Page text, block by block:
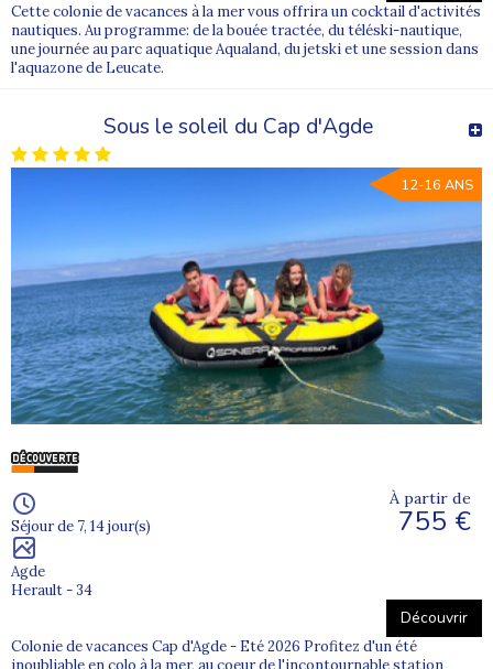
Cette colonie de vacances à la mer vous offrira un cocktail d'activités
nautiques. Au programme: de la bouée tractée, du téléski-nautique,
une journée au parc aquatique Aqualand, du jetski et une session dans
l'aquazone de Leucate.
Sous le soleil du Cap d'Agde
12-16 ANS
Séjour de 7, 14 jour(s)
Agde
Herault - 34
À partir de
755 €
Découvrir
Colonie de vacances Cap d'Agde - Eté 2026 Profitez d'un été
inoubliable en colo à la mer, au coeur de l'incontournable station